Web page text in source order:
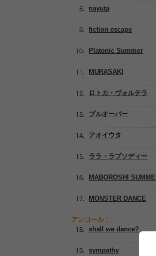
nayuta
Platonic Summer
fiction escape
MURASAKI
ロトカ・ヴォルテラ
プルオーバー
アオイウタ
ララ・ラプソディー
MABOROSHI
MONSTER DANCE
アンコール：
shall we dance?
sympathy